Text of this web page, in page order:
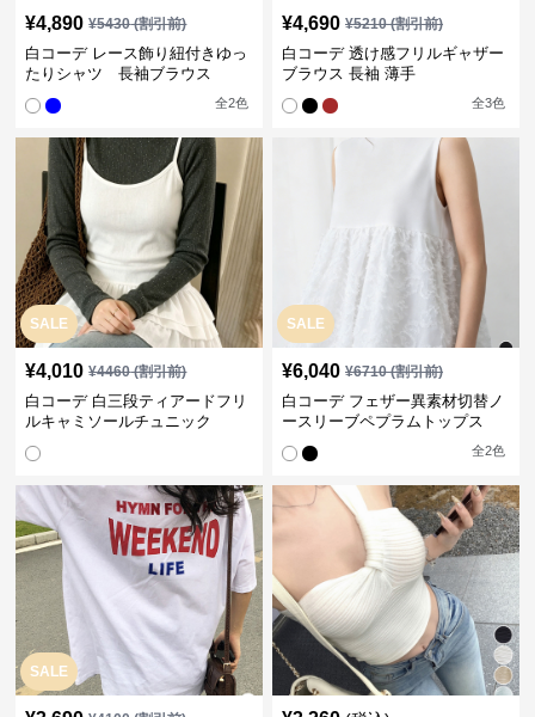
¥4,890 ¥5430(割引前)
白コーデ レース飾り紐付きゆっ
たりシャツ 長袖ブラウス
全2色
¥4,690 ¥5210(割引前)
白コーデ 透け感フリルギャザー
ブラウス 長袖 薄手
全3色
SALE
¥4,010 ¥4460(割引前)
白コーデ 白三段ティアードフリ
ルキャミソールチュニック
SALE
¥6,040 ¥6710(割引前)
白コーデ フェザー異素材切替ノ
ースリーブペプラムトップス
全2色
SALE